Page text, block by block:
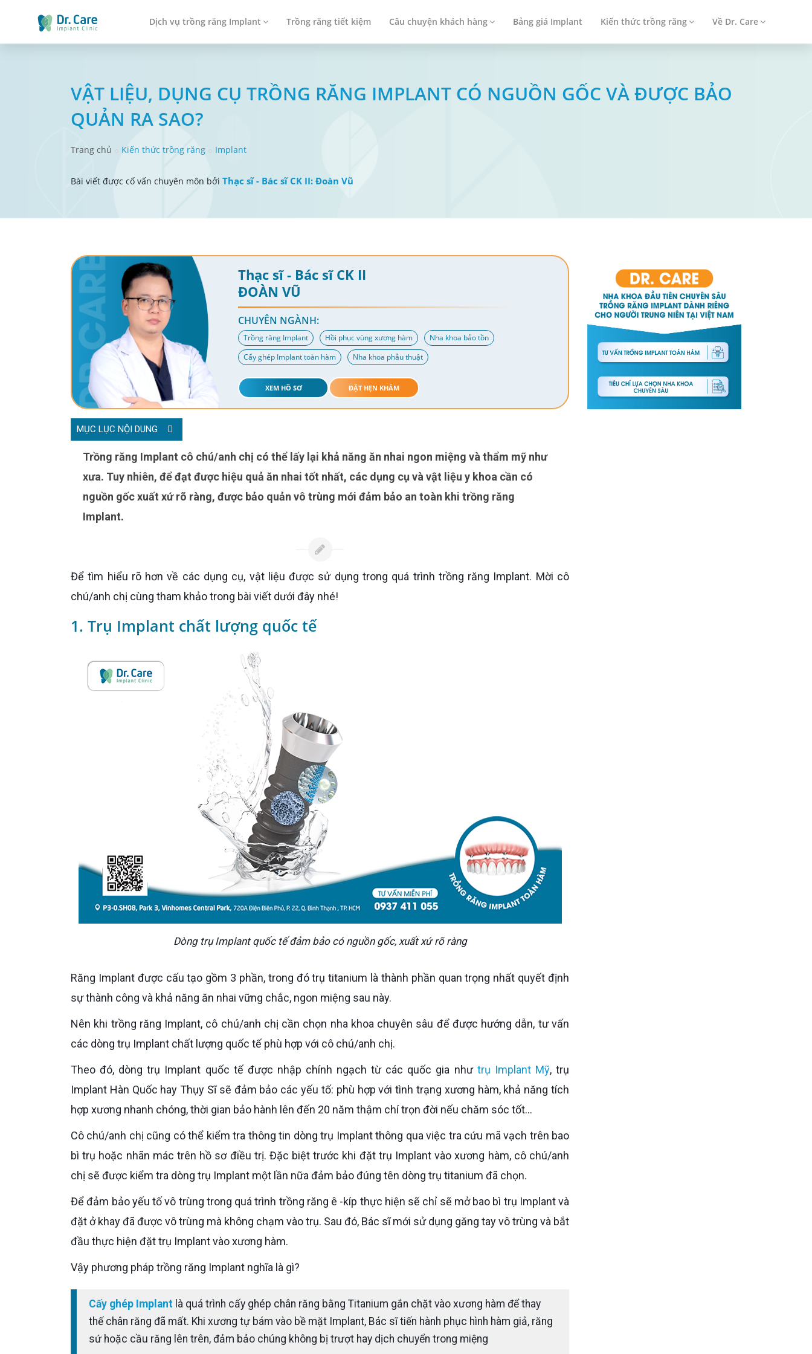
Dịch vụ trồng răng Implant Trồng răng tiết kiệm Câu chuyện khách hàng Bảng giá Implant Kiến thức trồng răng Về Dr. Care
VẬT LIỆU, DỤNG CỤ TRỒNG RĂNG IMPLANT CÓ NGUỒN GỐC VÀ ĐƯỢC BẢO
QUẢN RA SAO?
Trang chủ Kiến thức trồng răng Implant
Bài viết được cố vấn chuyên môn bởi Thạc sĩ - Bác sĩ CK II: Đoàn Vũ
Thạc sĩ - Bác sĩ CK II
ĐOÀN VŨ
CHUYÊN NGÀNH:
Trồng răng Implant Hồi phục vùng xương hàm
Nha khoa bảo tồn
Cấy ghép Implant toàn hàm
Nha khoa phẫu thuật
XEM HỒ SƠ ĐẶT HẸN KHÁM
MỤC LỤC NỘI DUNG
Trồng răng Implant cô chú/anh chị có thể lấy lại khả năng ăn nhai ngon miệng và thẩm mỹ như
xưa. Tuy nhiên, để đạt được hiệu quả ăn nhai tốt nhất, các dụng cụ và vật liệu y khoa cần có
nguồn gốc xuất xứ rõ ràng, được bảo quản vô trùng mới đảm bảo an toàn khi trồng răng
Implant.
Để tìm hiểu rõ hơn về các dụng cụ, vật liệu được sử dụng trong quá trình trồng răng Implant. Mời cô
chú/anh chị cùng tham khảo trong bài viết dưới đây nhé!
1. Trụ Implant chất lượng quốc tế
Dòng trụ Implant quốc tế đảm bảo có nguồn gốc, xuất xứ rõ ràng
Răng Implant được cấu tạo gồm 3 phần, trong đó trụ titanium là thành phần quan trọng nhất quyết định
sự thành công và khả năng ăn nhai vững chắc, ngon miệng sau này.
Nên khi trồng răng Implant, cô chú/anh chị cần chọn nha khoa chuyên sâu để được hướng dẫn, tư vấn
các dòng trụ Implant chất lượng quốc tế phù hợp với cô chú/anh chị.
Theo đó, dòng trụ Implant quốc tế được nhập chính ngạch từ các quốc gia như trụ Implant Mỹ, trụ
Implant Hàn Quốc hay Thụy Sĩ sẽ đảm bảo các yếu tố: phù hợp với tình trạng xương hàm, khả năng tích
hợp xương nhanh chóng, thời gian bảo hành lên đến 20 năm thậm chí trọn đời nếu chăm sóc tốt…
Cô chú/anh chị cũng có thể kiểm tra thông tin dòng trụ Implant thông qua việc tra cứu mã vạch trên bao
bì trụ hoặc nhãn mác trên hồ sơ điều trị. Đặc biệt trước khi đặt trụ Implant vào xương hàm, cô chú/anh
chị sẽ được kiểm tra dòng trụ Implant một lần nữa đảm bảo đúng tên dòng trụ titanium đã chọn.
Để đảm bảo yếu tố vô trùng trong quá trình trồng răng ê -kíp thực hiện sẽ chỉ sẽ mở bao bì trụ Implant và
đặt ở khay đã được vô trùng mà không chạm vào trụ. Sau đó, Bác sĩ mới sử dụng găng tay vô trùng và bắt
đầu thực hiện đặt trụ Implant vào xương hàm.
Vậy phương pháp trồng răng Implant nghĩa là gì?
Cấy ghép Implant là quá trình cấy ghép chân răng bằng Titanium gắn chặt vào xương hàm để thay
thế chân răng đã mất. Khi xương tự bám vào bề mặt Implant, Bác sĩ tiến hành phục hình hàm giả, răng
sứ hoặc cầu răng lên trên, đảm bảo chúng không bị trượt hay dịch chuyển trong miệng